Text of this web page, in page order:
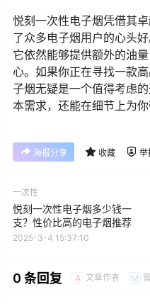
悦刻一次性电子烟凭借其
了众多电子烟用户的心头
它依然能够提供额外的油
心。如果你正在寻找一款
子烟无疑是一个值得考虑
本需求，还能在细节上为你
海报分享 收藏 举
一次性
悦刻一次性电子烟多少钱一
支？性价比高的电子烟推荐
2025-3-4 15:37:10
0 条回复 A 文章作者 M